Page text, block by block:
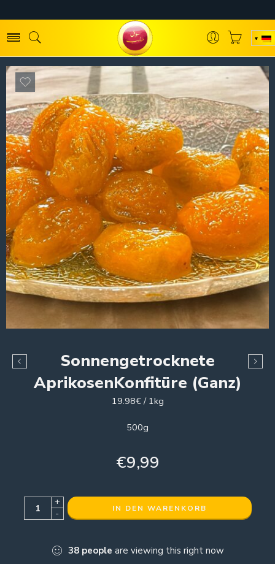
Sonnengetrocknete
AprikosenKonfitüre (Ganz)
19.98€ / 1kg
500g
€9,99
+
-
IN DEN WARENKORB
38 people are viewing this right now